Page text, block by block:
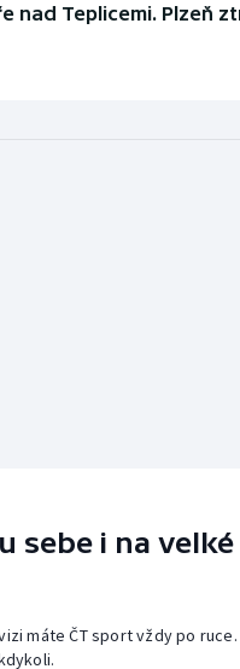
nad Teplicemi. Plzeň
sebe i na velké
máte ČT sport vždy po ruce.